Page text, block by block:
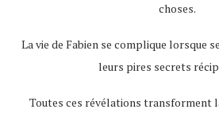
choses.
La vie de Fabien se complique lorsque
leurs pires secrets
Toutes ces révélations transforment